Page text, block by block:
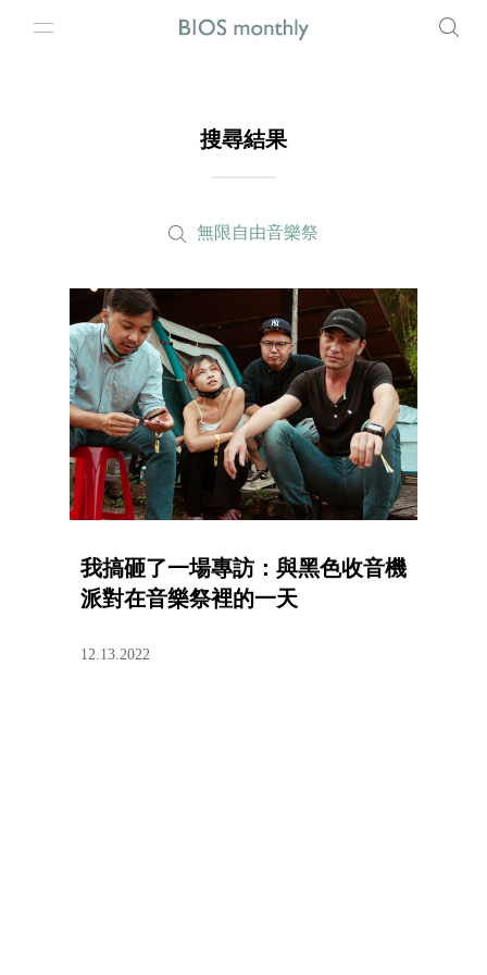
搜尋結果
無限自由音樂祭
我搞砸了一場專訪：與黑色收音機
派對在音樂祭裡的一天
12.13.2022